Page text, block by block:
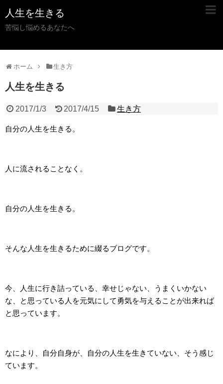
人生を生きる
苦悩し悩めるあなたへ
ホーム 生き方
人生を生きる
2017/1/3 2017/4/15 生き方
自分の人生を生きる。
人に流されることなく。
自分の人生を生きる。
そんな人生を生きるために綴るブログです。
今、人生に行き詰っている、幸せじゃない、うまくいかない
な、と思っている人を元気にして勇気を与えることが出来れば
と思っています。
なにより、自分自身が、自分の人生を生きていない、そう感じ
ています。